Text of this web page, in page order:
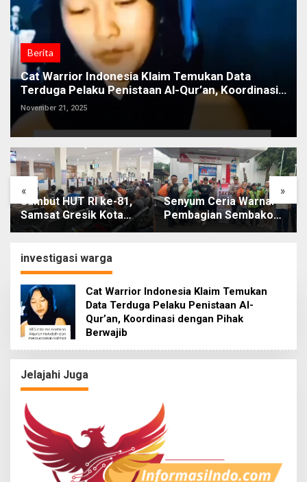
Berita
Cat Warrior Indonesia Klaim Temukan Data
Terduga Pelaku Penistaan Al-Qur’an, Koordinasi
dengan Pihak Berwajib
November 21, 2025
« »
Sambut HUT RI ke-81,
Samsat Gresik Kota
Bebaskan Denda Pajak
Senyum Ceria Warnai
Pembagian Sembako
dan BBM Gratis bagi
investigasi warga
Cat Warrior Indonesia Klaim Temukan
Data Terduga Pelaku Penistaan Al-
Qur’an, Koordinasi dengan Pihak
Berwajib
Jelajahi Juga